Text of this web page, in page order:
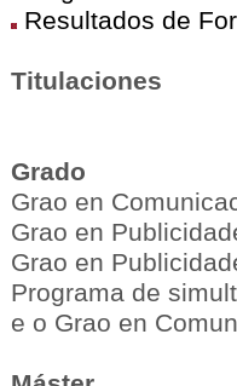
Resultados de
Titulaciones
Grado
Grao en
Grao en
Grao en
Programa de
e o Grao en